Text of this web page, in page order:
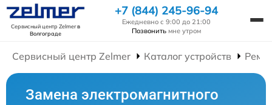
Сервисный центр Zelmerв
Волгограде
+7 (844) 245-96-94
Ежедневно с 9:00 до 21:00
Позвонить мне утром
Сервисный центр Zelmer Каталог устройств
Замена электромагнитного